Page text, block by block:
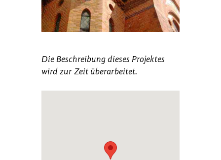
Die Beschreibung dieses Projektes
wird zur Zeit überarbeitet.